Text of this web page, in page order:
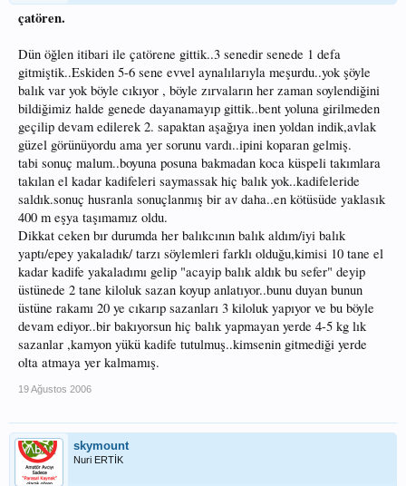
çatören.
Dün öğlen itibari ile çatörene gittik..3 senedir senede 1 defa
gitmiştik..Eskiden 5-6 sene evvel aynalılarıyla meşurdu..yok şöyle
balık var yok böyle cıkıyor , böyle zırvaların her zaman soylendiğini
bildiğimiz halde genede dayanamayıp gittik..bent yoluna girilmeden
geçilip devam edilerek 2. sapaktan aşağıya inen yoldan indik,avlak
güzel görünüyordu ama yer sorunu vardı..ipini koparan gelmiş.
tabi sonuç malum..boyuna posuna bakmadan koca küspeli takımlara
takılan el kadar kadifeleri saymassak hiç balık yok..kadifeleride
saldık.sonuç husranla sonuçlanmış bir av daha..en kötüsüde yaklasık
400 m eşya taşımamız oldu.
Dikkat ceken bır durumda her balıkcının balık aldım/iyi balık
yaptı/epey yakaladık/ tarzı söylemleri farklı olduğu,kimisi 10 tane el
kadar kadife yakaladımı gelip "acayip balık aldık bu sefer" deyip
üstünede 2 tane kiloluk sazan koyup anlatıyor..bunu duyan bunun
üstüne rakamı 20 ye cıkarıp sazanları 3 kiloluk yapıyor ve bu böyle
devam ediyor..bir bakıyorsun hiç balık yapmayan yerde 4-5 kg lık
sazanlar ,kamyon yükü kadife tutulmuş..kimsenin gitmediği yerde
olta atmaya yer kalmamış.
19 Ağustos 2006
skymount
Nuri ERTİK